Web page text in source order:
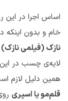
اساس اجرا در
خام و بدون اینکه
نازک (فیلمی
لایه‌ی چسب در
همین دلیل لازم
قلم‌مو یا اسپری